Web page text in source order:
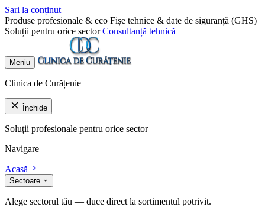
Sari la conținut
Produse profesionale & eco Fișe tehnice & date de siguranță (GHS)
Soluții pentru orice sector Consultanță tehnică
Meniu
Clinica de Curățenie
Închide
Soluții profesionale pentru orice sector
Navigare
Acasă
Sectoare
Alege sectorul tău — duce direct la sortimentul potrivit.